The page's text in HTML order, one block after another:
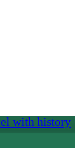
with history